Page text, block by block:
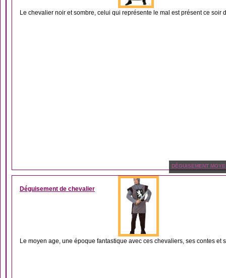
Le chevalier noir et sombre, celui qui représente le mal est présent ce soir
DÉGUISEMENT
Déguisement de chevalier
Le moyen age, une époque fantastique avec ces chevaliers, ses contes et